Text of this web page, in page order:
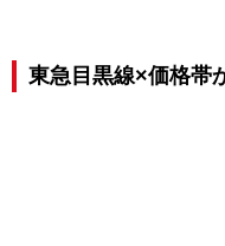
東急目黒線×価格帯